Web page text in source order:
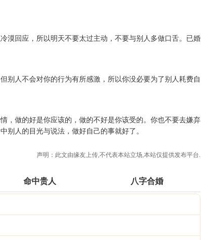
漠回应，所以明天不要太过主动，不要与别人多做口舌。已婚
别人不会对你的行为有所感激，所以你没必要为了别人耗费自
，做的好是你应该的，做的不好是你该受的。你也不要去嫌弃
别人的目光与说法，做好自己的事就好了。
声明：此文由缘友上传,不代表本站立场,本站仅提供发布平台.
命中贵人 八字合婚